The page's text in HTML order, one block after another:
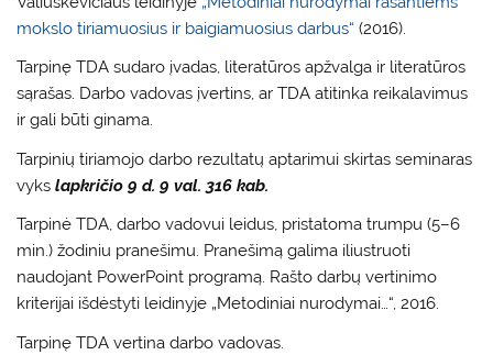
mokslo tiriamuosius ir baigiamuosius darbus“ (2016).
Tarpinę TDA sudaro įvadas, literatūros apžvalga ir literatūros
sąrašas. Darbo vadovas įvertins, ar TDA atitinka reikalavimus
ir gali būti ginama.
Tarpinių tiriamojo darbo rezultatų aptarimui skirtas seminaras
vykslapkričio 9 d. 9 val. 316 kab.
Tarpinė TDA, darbo vadovui leidus, pristatoma trumpu (5–6
min.) žodiniu pranešimu. Pranešimą galima iliustruoti
naudojant PowerPoint programą. Rašto darbų vertinimo
kriterijai išdėstyti leidinyje „Metodiniai nurodymai…“, 2016.
Tarpinę TDA vertina darbo vadovas.